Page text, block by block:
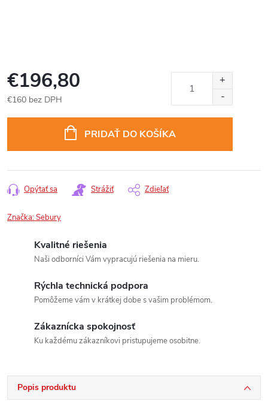
€196,80
€160 bez DPH
PRIDAŤ DO KOŠÍKA
Opýtať sa Strážiť Zdieľať
Značka:Sebury
Kvalitné riešenia
Naši odborníci Vám vypracujú riešenia na mieru.
Rýchla technická podpora
Pomôžeme vám v krátkej dobe s vašim problémom.
Zákaznícka spokojnosť
Ku každému zákazníkovi pristupujeme osobitne.
Popis produktu